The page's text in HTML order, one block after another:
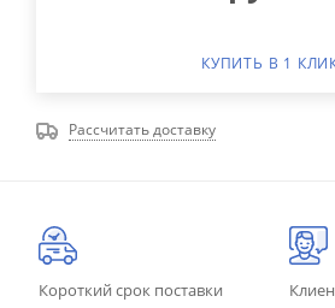
КУПИТЬ В 1
Рассчитать доставку
Короткий срок поставки